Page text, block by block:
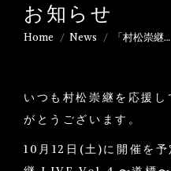
お知らせ
You are here:
Home News 「村松崇継…
いつも村松崇継を応援
がとうございます。
10月12日(土)に開催を